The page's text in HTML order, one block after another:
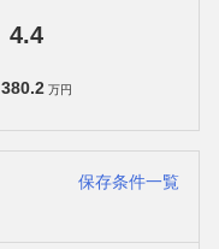
4.4
380.2 万円
保存条件一覧